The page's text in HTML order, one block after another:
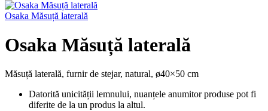
Osaka Măsuță laterală
Osaka Măsuță laterală
Măsuță laterală, furnir de stejar, natural, ø40×50 cm
Datorită unicității lemnului, nuanțele anumitor produse pot fi
diferite de la un produs la altul.